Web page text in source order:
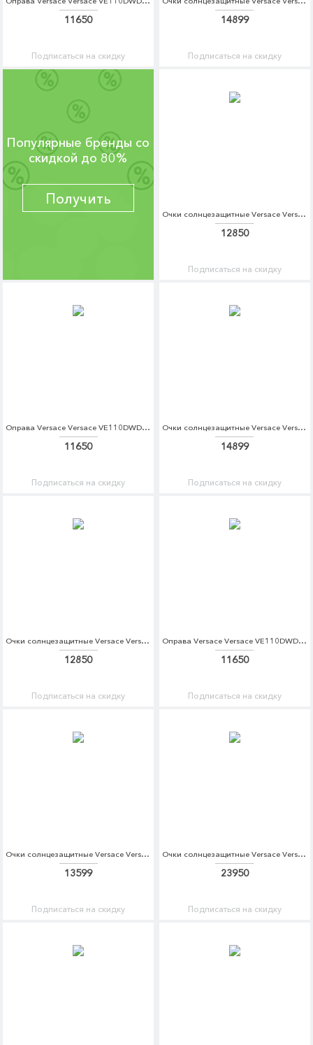
11650
Подписаться на скидку
14899
Подписаться на скидку
Популярные бренды со
скидкой до 80%
Получить
Очки солнцезащитные Versace Versace VE110DWDBDS9
12850
Подписаться на скидку
Оправа Versace Versace VE110DWDBED7
11650
Подписаться на скидку
Очки солнцезащитные Versace Versace VE110DWSSX29
14899
Подписаться на скидку
Очки солнцезащитные Versace Versace VE110DWDBDT0
12850
Подписаться на скидку
Оправа Versace Versace VE110DWDBED9
11650
Подписаться на скидку
Очки солнцезащитные Versace Versace VE110DWSSX42
13599
Подписаться на скидку
Очки солнцезащитные Versace Versace VE110DWDBDT3
23950
Подписаться на скидку